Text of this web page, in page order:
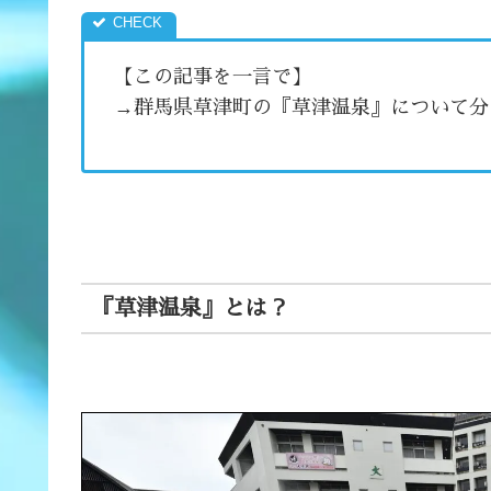
【この記事を一言で】
→群馬県草津町の『草津温泉』について
『草津温泉』とは？